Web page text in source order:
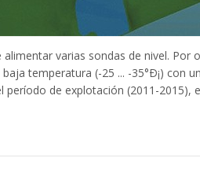
alimentar varias sondas de nivel.
temperatura (-25 ... -35°Ð¡) con
de explotación (2011-2015),